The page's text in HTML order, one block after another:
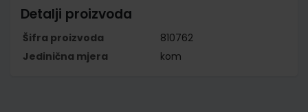
Detalji proizvoda
Šifra proizvoda
810762
Jedinična mjera
kom